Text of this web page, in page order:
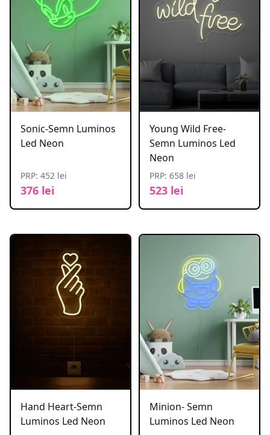
Sonic-Semn Luminos
Led Neon
PRP: 452 lei
376 lei
Young Wild Free-
Semn Luminos Led
Neon
PRP: 658 lei
523 lei
Hand Heart-Semn
Luminos Led Neon
Minion- Semn
Luminos Led Neon